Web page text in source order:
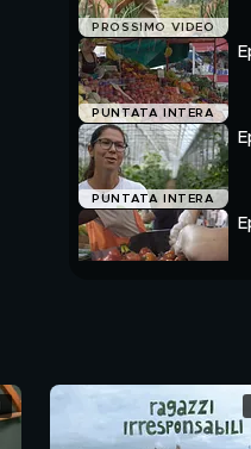
PROSSIMO VIDEO
PUNTATA INTERA
PUNTATA INTERA